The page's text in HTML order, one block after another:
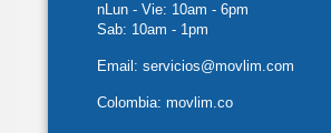
nLun - Vie: 10am - 6pm
Sab: 10am - 1pm
Email: servicios@movlim.com
Colombia: movlim.co